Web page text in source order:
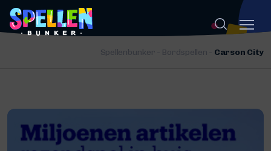
Spellenbunker - Bordspellen - Carson City